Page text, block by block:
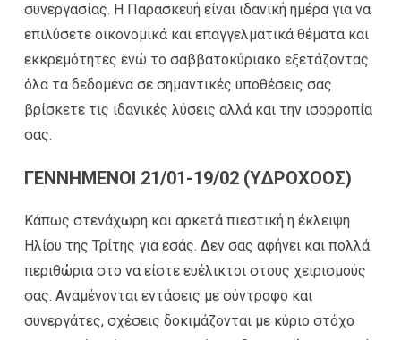
συνεργασίας. Η Παρασκευή είναι ιδανική ημέρα για να
επιλύσετε οικονομικά και επαγγελματικά θέματα και
εκκρεμότητες ενώ το σαββατοκύριακο εξετάζοντας
όλα τα δεδομένα σε σημαντικές υποθέσεις σας
βρίσκετε τις ιδανικές λύσεις αλλά και την ισορροπία
σας.
ΓΕΝΝΗΜΕΝΟΙ 21/01-19/02 (ΥΔΡΟΧΟΟΣ)
Κάπως στενάχωρη και αρκετά πιεστική η έκλειψη
Ηλίου της Τρίτης για εσάς. Δεν σας αφήνει και πολλά
περιθώρια στο να είστε ευέλικτοι στους χειρισμούς
σας. Αναμένονται εντάσεις με σύντροφο και
συνεργάτες, σχέσεις δοκιμάζονται με κύριο στόχο